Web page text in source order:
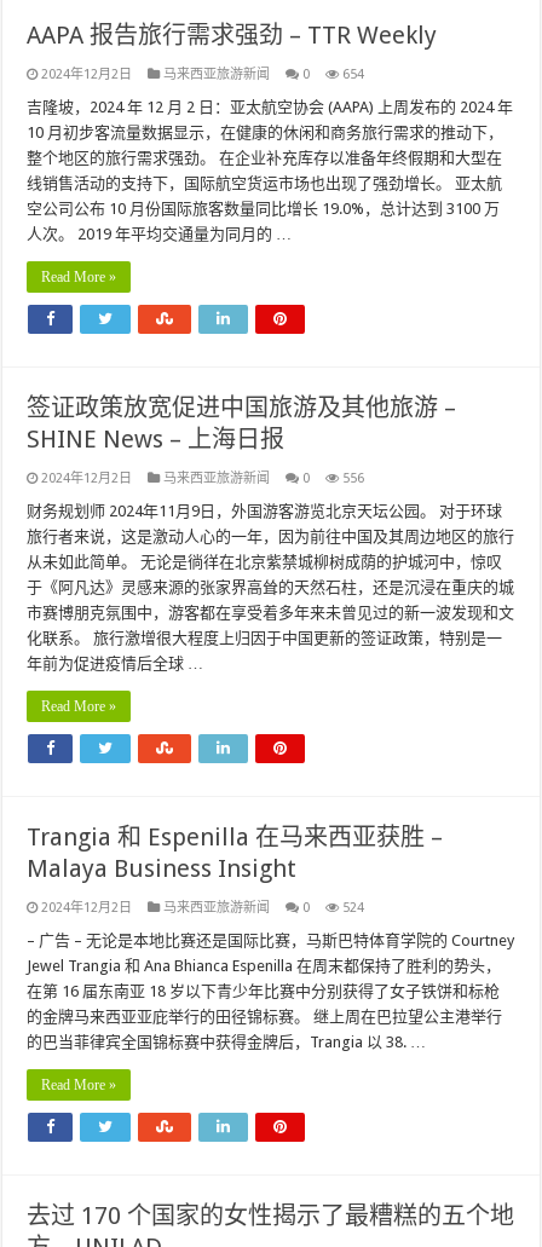
AAPA 报告旅行需求强劲 – TTR Weekly
2024年12月2日 马来西亚旅游新闻 0 654
吉隆坡，2024 年 12 月 2 日：亚太航空协会 (AAPA) 上周发布的 2024 年
10 月初步客流量数据显示，在健康的休闲和商务旅行需求的推动下，
整个地区的旅行需求强劲。 在企业补充库存以准备年终假期和大型在
线销售活动的支持下，国际航空货运市场也出现了强劲增长。 亚太航
空公司公布 10 月份国际旅客数量同比增长 19.0%，总计达到 3100 万
人次。 2019 年平均交通量为同月的 …
Read More »
签证政策放宽促进中国旅游及其他旅游 –
SHINE News – 上海日报
2024年12月2日 马来西亚旅游新闻 0 556
财务规划师 2024年11月9日，外国游客游览北京天坛公园。 对于环球
旅行者来说，这是激动人心的一年，因为前往中国及其周边地区的旅行
从未如此简单。 无论是徜徉在北京紫禁城柳树成荫的护城河中，惊叹
于《阿凡达》灵感来源的张家界高耸的天然石柱，还是沉浸在重庆的城
市赛博朋克氛围中，游客都在享受着多年来未曾见过的新一波发现和文
化联系。 旅行激增很大程度上归因于中国更新的签证政策，特别是一
年前为促进疫情后全球 …
Read More »
Trangia 和 Espenilla 在马来西亚获胜 –
Malaya Business Insight
2024年12月2日 马来西亚旅游新闻 0 524
– 广告 – 无论是本地比赛还是国际比赛，马斯巴特体育学院的 Courtney
Jewel Trangia 和 Ana Bhianca Espenilla 在周末都保持了胜利的势头，
在第 16 届东南亚 18 岁以下青少年比赛中分别获得了女子铁饼和标枪
的金牌马来西亚亚庇举行的田径锦标赛。 继上周在巴拉望公主港举行
的巴当菲律宾全国锦标赛中获得金牌后，Trangia 以 38. …
Read More »
去过 170 个国家的女性揭示了最糟糕的五个地